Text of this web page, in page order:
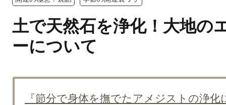
土で天然石を浄化！大地の
ーについて
『節分で身体を撫でたアメジストの浄化